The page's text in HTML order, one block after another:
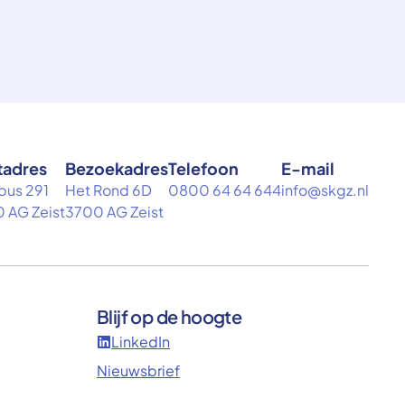
291
AG Zeist
Bezoekadres
Het Rond 6D
3700 AG Zeist
Telefoon
0800 64 64 644
E-mail
info@skgz.nl
Blijf op de hoogte
LinkedIn
Nieuwsbrief